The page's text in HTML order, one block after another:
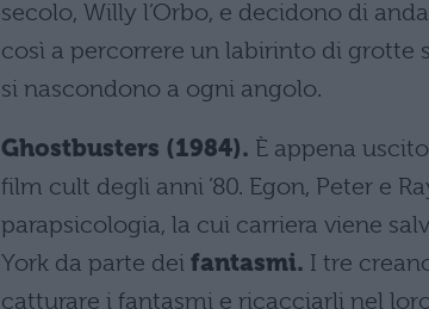
secolo, Willy l’Orbo, e decidono di
così a percorrere un labirinto di grotte
si nascondono a ogni angolo.
Ghostbusters (1984). È appena
film cult degli anni ’80. Egon, Peter e
parapsicologia, la cui carriera viene
York da parte dei fantasmi. I tre
catturare i fantasmi e ricacciarli nel